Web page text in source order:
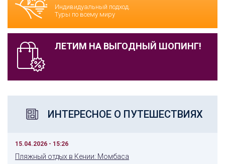
Индивидуальный подход.
Туры по всему миру
ЛЕТИМ НА ВЫГОДНЫЙ ШОПИНГ!
ИНТЕРЕСНОЕ О ПУТЕШЕСТВИЯХ
15.04.2026 - 15:26
Пляжный отдых в Кении: Момбаса